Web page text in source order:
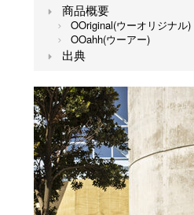
商品概要
OOriginal(ウーオリジナル)
OOahh(ウーアー)
出典